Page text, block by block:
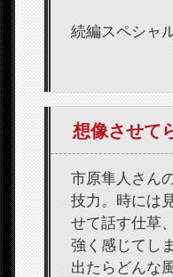
続編スペシャ
想像させて
市原隼人さん
技力。時には
せて話す仕草
強く感じてし
出たらどんな